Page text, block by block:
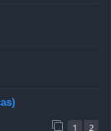
1 2